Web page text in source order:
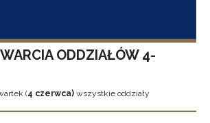
ODDZIAŁÓW 4-
(4 czerwca) wszystkie oddziały